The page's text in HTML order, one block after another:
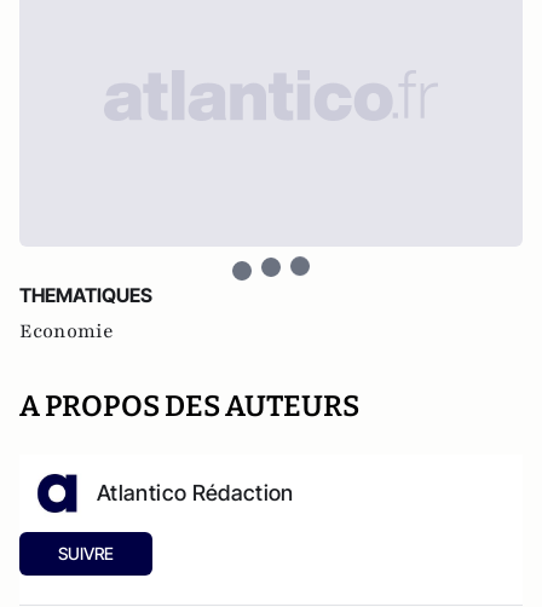
THEMATIQUES
Economie
A PROPOS DES AUTEURS
Atlantico Rédaction
SUIVRE